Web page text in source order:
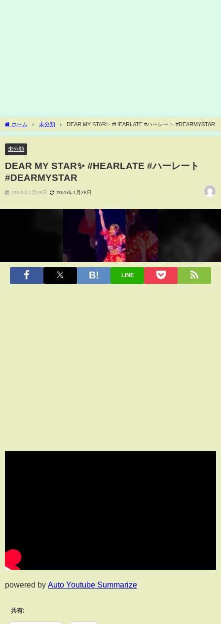
ホーム 未分類 DEAR MY STAR✨ #HEARLATE #ハーレート #DEARMYSTAR
未分類
DEAR MY STAR✨ #HEARLATE #ハーレート
#DEARMYSTAR
2026年1月28日 2026年1月28日
LINE
powered by Auto Youtube Summarize
共有: